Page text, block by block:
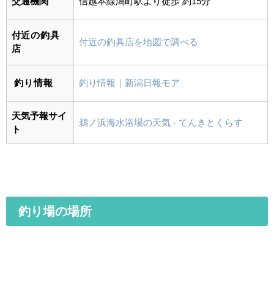
付近の釣具
店
付近の釣具店を地図で調べる
釣り情報 釣り情報｜新潟日報モア
天気予報サイ
ト
鵜ノ浜海水浴場の天気 - てんきとくらす
釣り場の場所